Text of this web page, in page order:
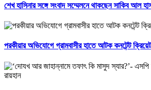
শেখ হাসিনার সঙ্গে সংবাদ সম্মেলনে থাকছেন সাকিব আল
পরকীয়ার অভিযোগে গ্রামবাসীর হাতে আটক কনটেন্ট